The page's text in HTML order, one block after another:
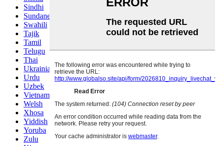
Sindhi
Sundanese
Swahili
Tajik
Tamil
Telugu
Thai
Ukrainian
Urdu
Uzbek
Vietnamese
Welsh
Xhosa
Yiddish
Yoruba
Zulu